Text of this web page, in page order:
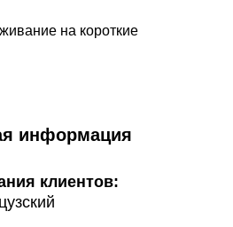
на короткие
информация
клиентов: